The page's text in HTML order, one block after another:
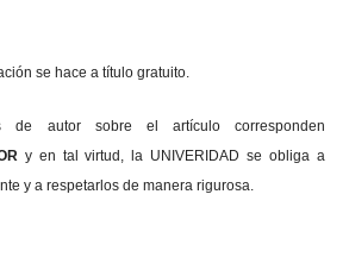
se hace a título gratuito.
de autor sobre el artículo corresponden
y en tal virtud, la UNIVERIDAD se obliga a
y a respetarlos de manera rigurosa.